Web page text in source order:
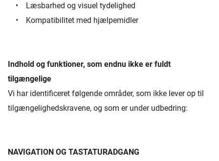
• Læsbarhed og visuel tydelighed
• Kompatibilitet med hjælpemidler
Indhold og funktioner, som endnu ikke er fuldt
tilgængelige
Vi har identificeret følgende områder, som ikke lever op til
tilgængelighedskravene, og som er under udbedring:
NAVIGATION OG TASTATURADGANG